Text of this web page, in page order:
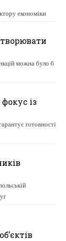
економіки
можна було б
із
готовності